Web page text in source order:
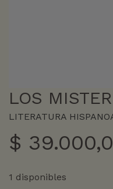
LOS
LITERATURA
$
1 disponibles